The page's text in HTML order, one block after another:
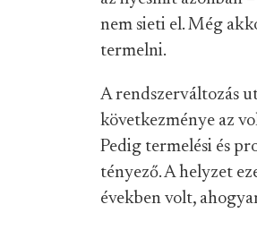
nem sieti el. Még
termelni.
A rendszerváltozás
következménye az
Pedig termelési és
tényező. A helyzet
években volt,